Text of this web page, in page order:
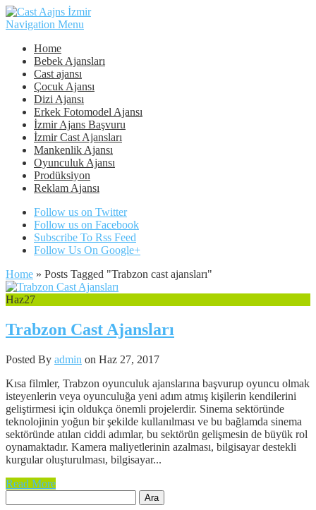
Navigation Menu
Home
Bebek Ajansları
Cast ajansı
Çocuk Ajansı
Dizi Ajansı
Erkek Fotomodel Ajansı
İzmir Ajans Başvuru
İzmir Cast Ajansları
Mankenlik Ajansı
Oyunculuk Ajansı
Prodüksiyon
Reklam Ajansı
Follow us on Twitter
Follow us on Facebook
Subscribe To Rss Feed
Follow Us On Google+
Home » Posts Tagged "Trabzon cast ajansları"
Haz27
Trabzon Cast Ajansları
Posted By admin on Haz 27, 2017
Kısa filmler, Trabzon oyunculuk ajanslarına başvurup oyuncu olmak
isteyenlerin veya oyunculuğa yeni adım atmış kişilerin kendilerini
geliştirmesi için oldukça önemli projelerdir. Sinema sektöründe
teknolojinin yoğun bir şekilde kullanılması ve bu bağlamda sinema
sektöründe atılan ciddi adımlar, bu sektörün gelişmesin de büyük rol
oynamaktadır. Kamera maliyetlerinin azalması, bilgisayar destekli
kurgular oluşturulması, bilgisayar...
Read More